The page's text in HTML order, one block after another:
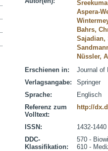
Aspera-
Bahrs,
Sajadian,
Nüssler,
Erschienen in:
Journal of
Verlagsangabe:
Springer
Sprache:
Englisch
Referenz zum
Volltext:
http://
ISSN:
1432-1440
DDC-
Klassifikation:
570 -
610 -